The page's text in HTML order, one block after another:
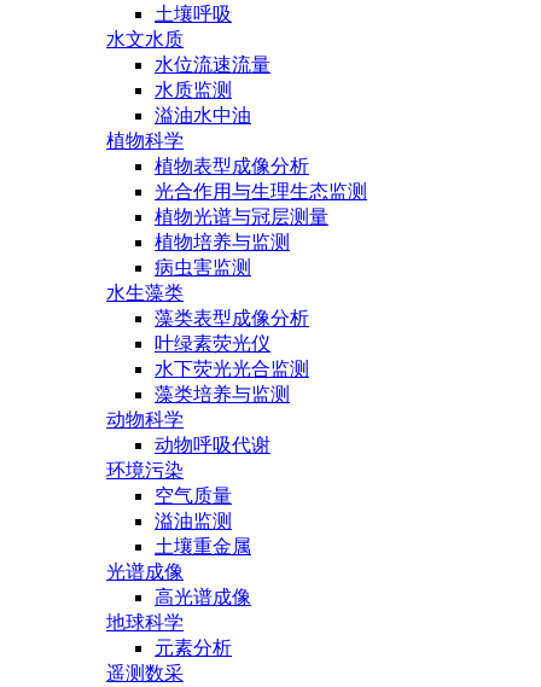
土壤呼吸
水文水质
水位流速流量
水质监测
溢油水中油
植物科学
植物表型成像分析
光合作用与生理生态监测
植物光谱与冠层测量
植物培养与监测
病虫害监测
水生藻类
藻类表型成像分析
叶绿素荧光仪
水下荧光光合监测
藻类培养与监测
动物科学
动物呼吸代谢
环境污染
空气质量
溢油监测
土壤重金属
光谱成像
高光谱成像
地球科学
元素分析
遥测数采